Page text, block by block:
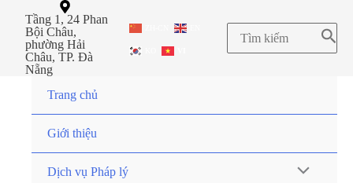
Tầng 1, 24 Phan
Bội Châu,
phường Hải
Châu, TP. Đà
Nẵng
Trang chủ
Giới thiệu
Dịch vụ Pháp lý